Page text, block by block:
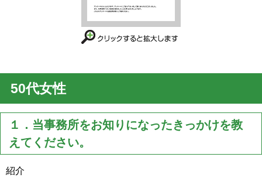
50代女性
１．当事務所をお知りになったきっかけを教
えてください。
紹介